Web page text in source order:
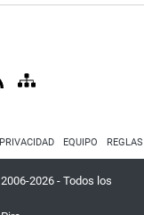
PRIVACIDAD EQUIPO
2026 - Todos los